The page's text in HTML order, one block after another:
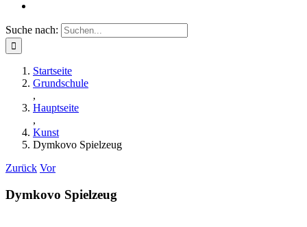
Suche nach:
Startseite
Grundschule
,
Hauptseite
,
Kunst
Dymkovo Spielzeug
Zurück Vor
Dymkovo Spielzeug